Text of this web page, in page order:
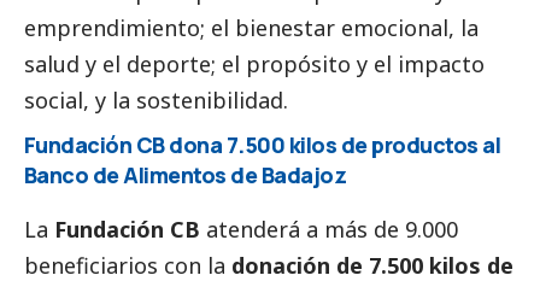
emprendimiento; el bienestar emocional, la
salud y el deporte; el propósito y el impacto
social, y la sostenibilidad.
Fundación CB dona 7.500 kilos de productos al
Banco de Alimentos de Badajoz
La Fundación CB atenderá a más de 9.000
beneficiarios con la donación de 7.500 kilos de